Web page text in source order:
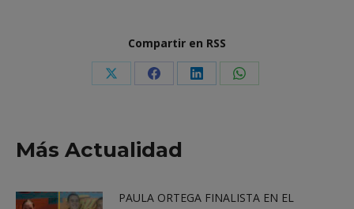
Compartir en RSS
Share Share Share Share
Más Actualidad
PAULA ORTEGA FINALISTA EN EL